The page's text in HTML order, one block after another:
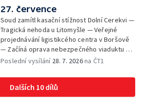
defibrilátorů — 194 km/h po dálnici D6 —
Problém s likvidací kadmia — Vězni na
Frýdlantsku čistí koryto potoka — Antikolizní
systém tramvají Škoda 40T — Praha má šanci
na rekordní turistickou sezonu — Začíná
festival PernštejnLove v Pardubicích — Jelen
albín na Litoměřicku — Čeští vědci se
27. července
Soud zamítl kasační stížnost Dolní Cerekvi —
Tragická nehoda u Litomyšle — Veřejné
projednávání ligistikcého centra v Boršově
— Začíná oprava nebezpečného viaduktu v
Klatovech — Pražská koalice o zásahu na
na Českolipsku — Úřednice na pachatele
napojená nebyla — Nižší zájem o Novou
zelenou úsporám — Problémy řidičů v
Poslední vysílání 28. 7. 2026na ČT1
Dalších 10 dílů